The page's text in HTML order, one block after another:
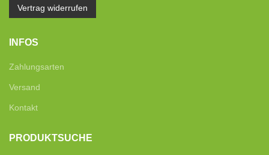
Vertrag widerrufen
INFOS
Zahlungsarten
Versand
Kontakt
PRODUKTSUCHE